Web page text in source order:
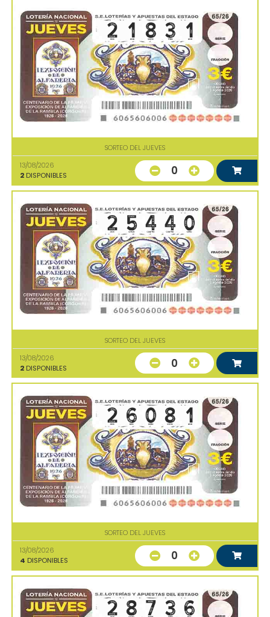
SORTEO DEL JUEVES
13/08/2026
2 DISPONIBLES 0
SORTEO DEL JUEVES
13/08/2026
2 DISPONIBLES 0
SORTEO DEL JUEVES
13/08/2026
4 DISPONIBLES 0